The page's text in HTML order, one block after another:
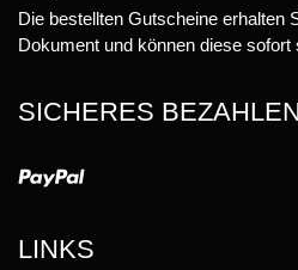
Die bestellten Gutscheine erhalten
Dokument und können diese sofort
SICHERES BEZAHLEN
LINKS